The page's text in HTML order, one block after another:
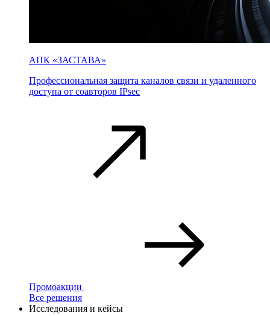
АПК «ЗАСТАВА»
Профессиональная защита каналов связи и удаленного
доступа от соавторов IPsec
Промоакции
Все решения
Исследования и кейсы